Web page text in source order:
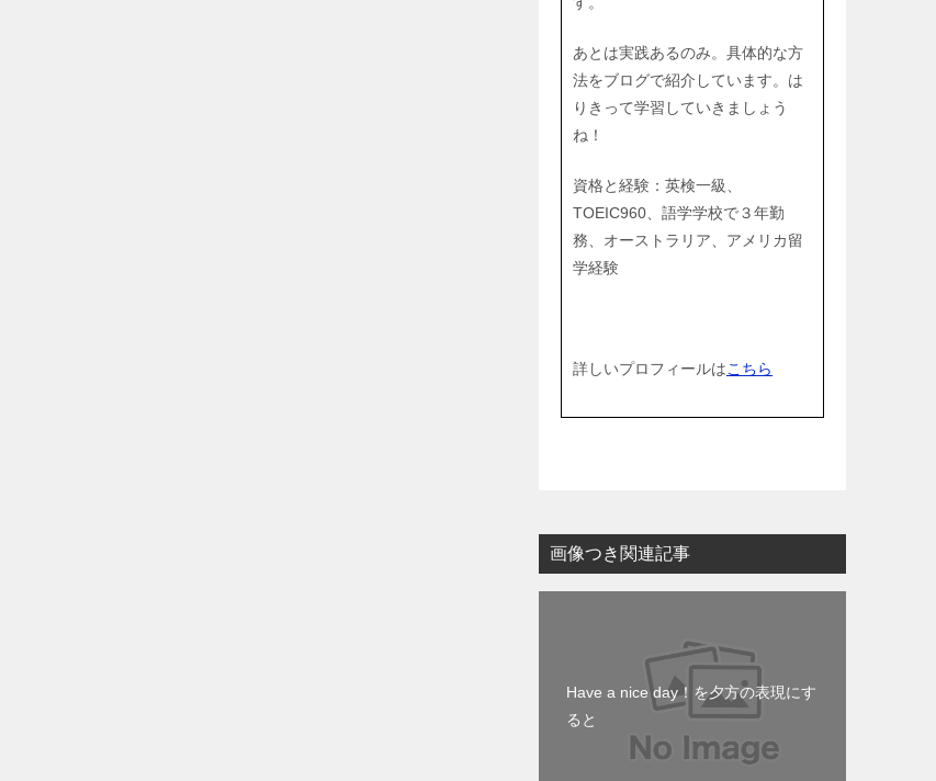
あとは実践あるのみ。具体的な方
法をブログで紹介しています。は
りきって学習していきましょう
ね！
資格と経験：英検一級、
TOEIC960、語学学校で３年勤
務、オーストラリア、アメリカ留
学経験
詳しいプロフィールはこちら
画像つき関連記事
Have a nice day！を夕方の表現にす
ると